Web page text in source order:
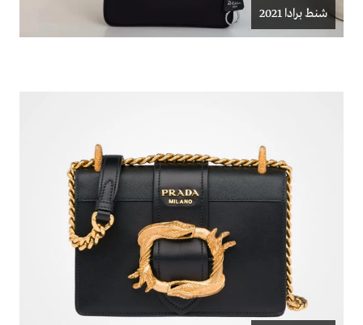
شنط برادا 2021